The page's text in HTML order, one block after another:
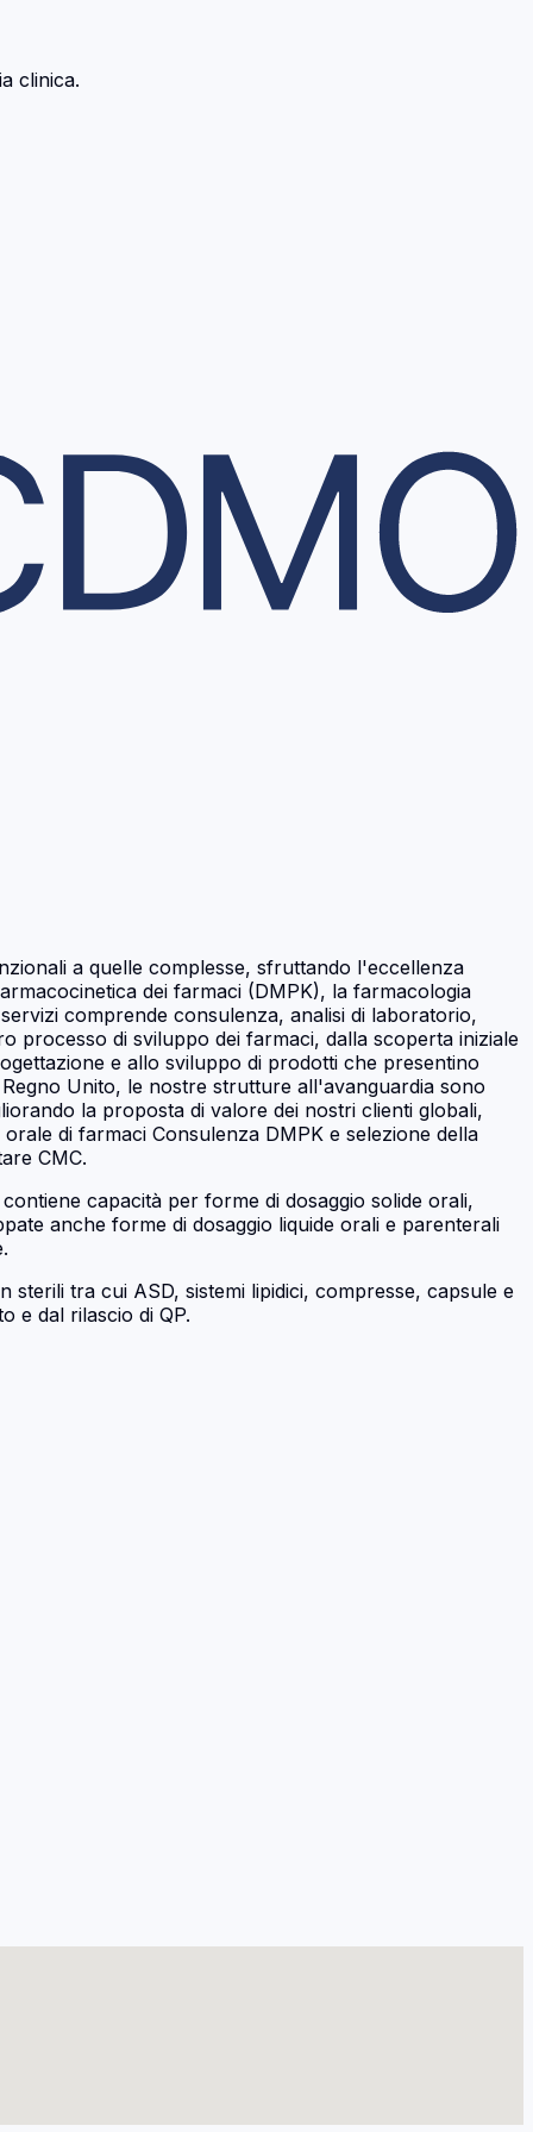
clinica.
a quelle complesse, sfruttando l'eccellenza
dei farmaci (DMPK), la farmacologia
comprende consulenza, analisi di laboratorio,
processo di sviluppo dei farmaci, dalla scoperta iniziale
e allo sviluppo di prodotti che presentino
Unito, le nostre strutture all'avanguardia sono
la proposta di valore dei nostri clienti globali,
di farmaci Consulenza DMPK e selezione della
CMC.
capacità per forme di dosaggio solide orali,
anche forme di dosaggio liquide orali e parenterali
tra cui ASD, sistemi lipidici, compresse, capsule e
e dal rilascio di QP.